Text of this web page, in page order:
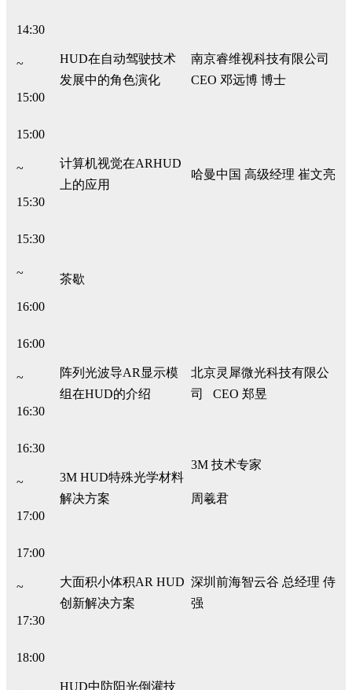
14:30
~
15:00
HUD在自动驾驶技术
发展中的角色演化
南京睿维视科技有限公司
CEO 邓远博 博士
15:00
~
15:30
计算机视觉在ARHUD
上的应用
哈曼中国 高级经理 崔文亮
15:30
~
16:00
茶歇
16:00
~
16:30
阵列光波导AR显示模
组在HUD的介绍
北京灵犀微光科技有限公
司 CEO 郑昱
16:30
~
17:00
3M HUD特殊光学材料
解决方案
3M 技术专家
周羲君
17:00
~
17:30
大面积小体积AR HUD
创新解决方案
深圳前海智云谷 总经理 侍
强
18:00
HUD中防阳光倒灌技